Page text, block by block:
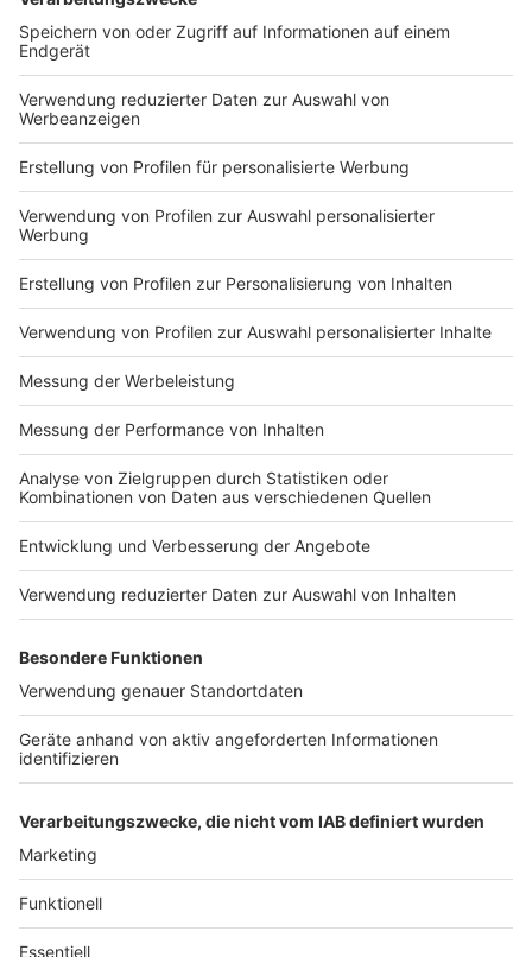
DEINE GEMERKTEN ARTIKEL
Du hast dir noch keine Artikel gemerkt
Impressum
Nutzungsbedingungen
Jobs
Presse
Werben
Archiv
ANTENNE BAYERN GROUP
Stiftung ANTENNE BAYERN
hilft
Teilnahmebedingungen
Grounding Page ANTENNE
BAYERN
Kontakt
Studio-Hotline
Verkehrs-Hotline
Newsletter